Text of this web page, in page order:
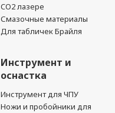
CO2 лазере
Смазочные материалы
Для табличек Брайля
Инструмент и
оснастка
Инструмент для ЧПУ
Ножи и пробойники для